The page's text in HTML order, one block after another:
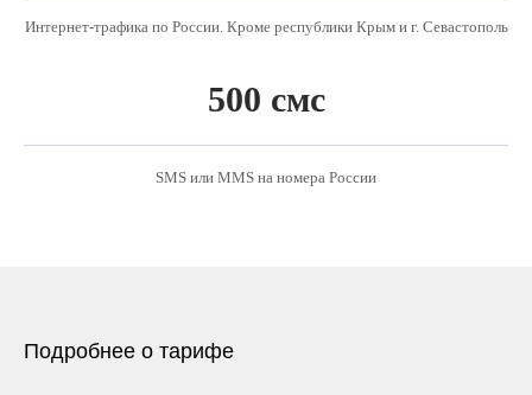
Интернет-трафика по России. Кроме республики Крым и г. Севастополь
500 смс
SMS или MMS на номера России
Подробнее о тарифе